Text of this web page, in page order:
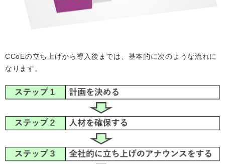
CCoEの立ち上げから導入後までは、基本的に次のような流れに
なります。